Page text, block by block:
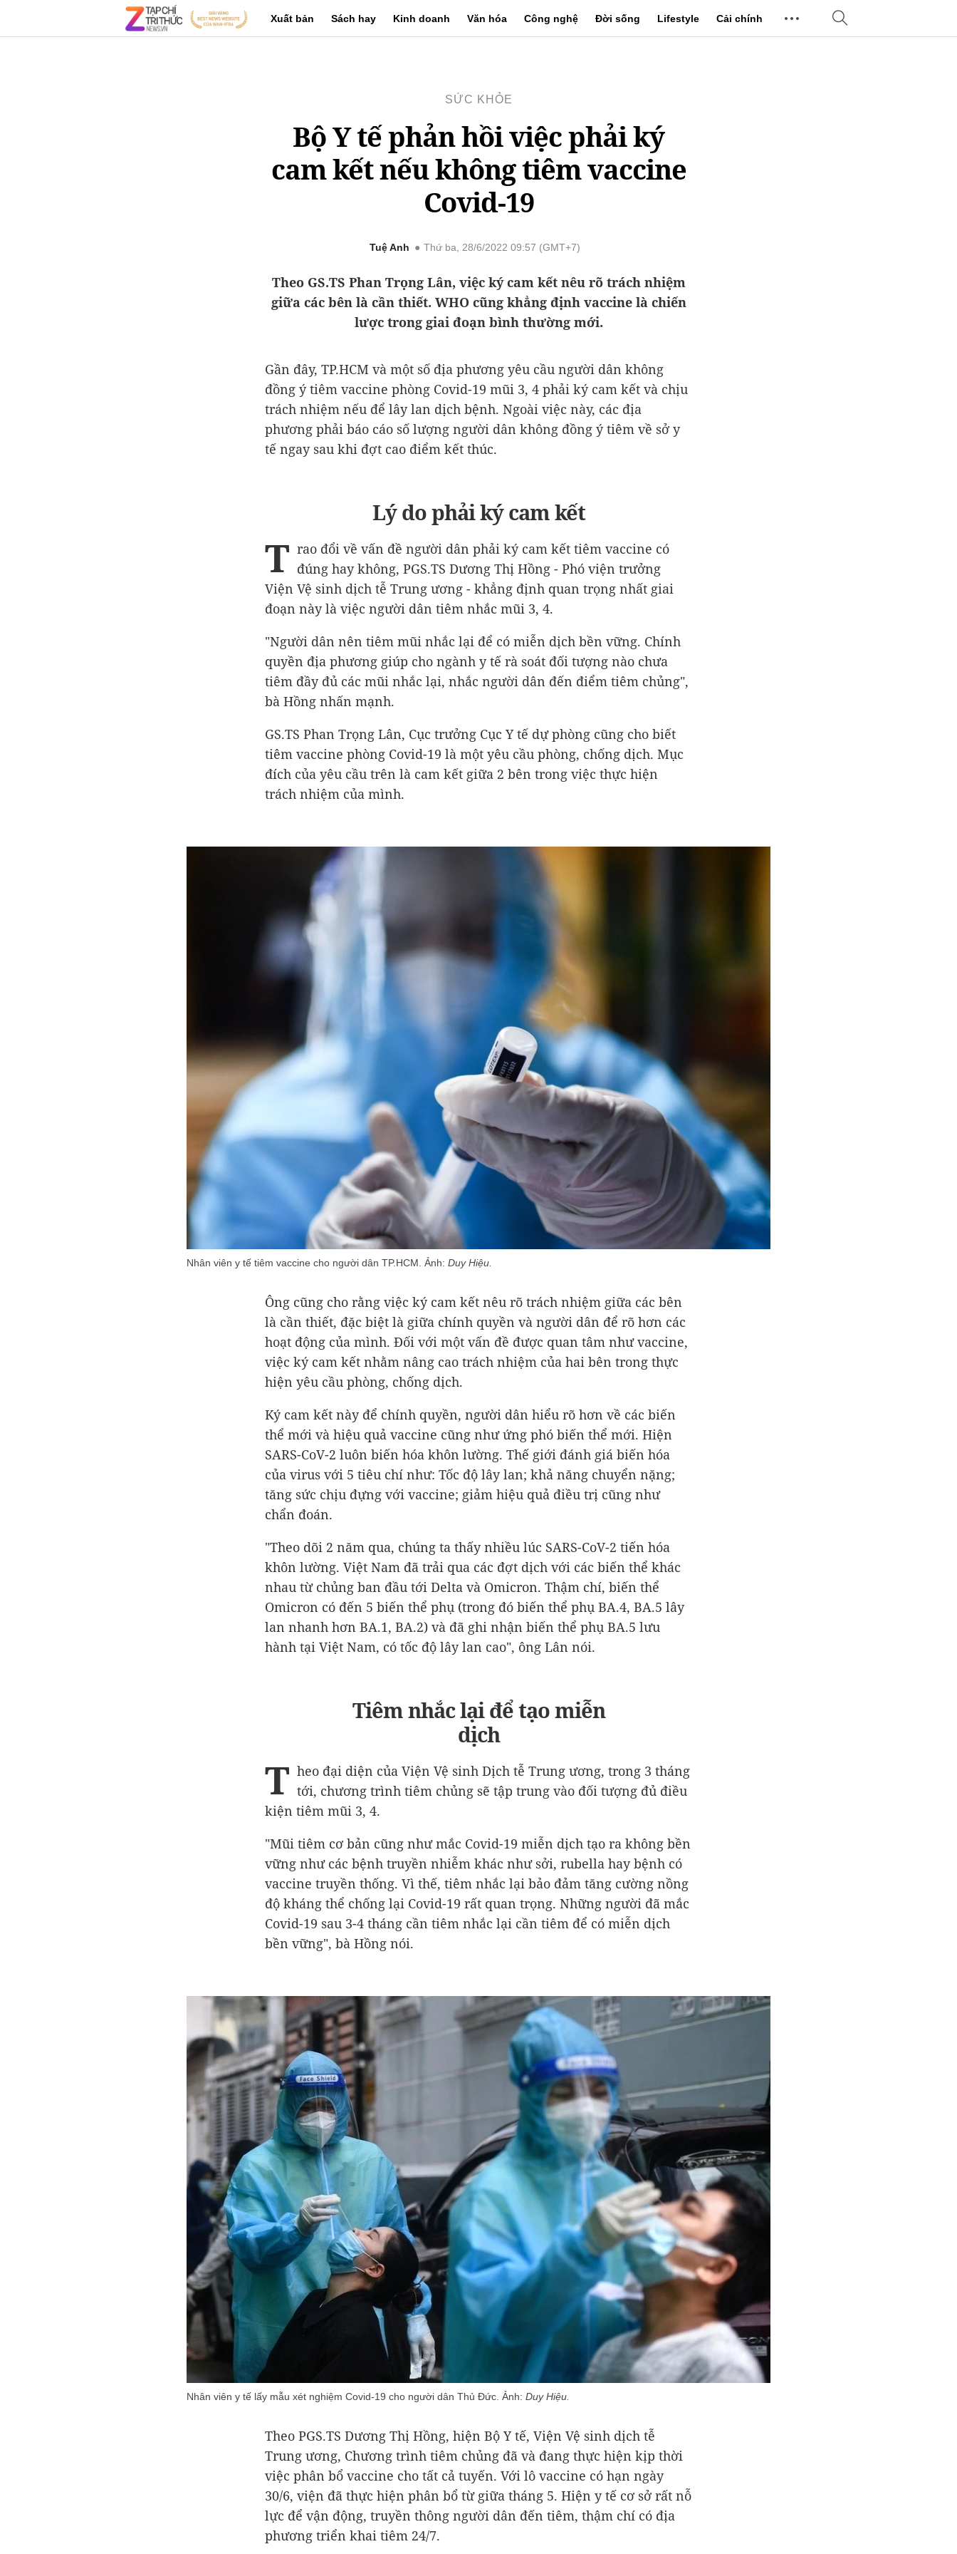
Xuất bản Sách hay Kinh doanh Văn hóa Công nghệ Đời sống Lifestyle Cải chính
SỨC KHỎE
Bộ Y tế phản hồi việc phải ký
cam kết nếu không tiêm vaccine
Covid-19
Tuệ Anh Thứ ba, 28/6/2022 09:57 (GMT+7)
Theo GS.TS Phan Trọng Lân, việc ký cam kết nêu rõ trách nhiệm
giữa các bên là cần thiết. WHO cũng khẳng định vaccine là chiến
lược trong giai đoạn bình thường mới.
Gần đây, TP.HCM và một số địa phương yêu cầu người dân không
đồng ý tiêm vaccine phòng Covid-19 mũi 3, 4 phải ký cam kết và chịu
trách nhiệm nếu để lây lan dịch bệnh. Ngoài việc này, các địa
phương phải báo cáo số lượng người dân không đồng ý tiêm về sở y
tế ngay sau khi đợt cao điểm kết thúc.
Lý do phải ký cam kết
T rao đổi về vấn đề người dân phải ký cam kết tiêm vaccine có
đúng hay không, PGS.TS Dương Thị Hồng - Phó viện trưởng
Viện Vệ sinh dịch tễ Trung ương - khẳng định quan trọng nhất giai
đoạn này là việc người dân tiêm nhắc mũi 3, 4.
"Người dân nên tiêm mũi nhắc lại để có miễn dịch bền vững. Chính
quyền địa phương giúp cho ngành y tế rà soát đối tượng nào chưa
tiêm đầy đủ các mũi nhắc lại, nhắc người dân đến điểm tiêm chủng",
bà Hồng nhấn mạnh.
GS.TS Phan Trọng Lân, Cục trưởng Cục Y tế dự phòng cũng cho biết
tiêm vaccine phòng Covid-19 là một yêu cầu phòng, chống dịch. Mục
đích của yêu cầu trên là cam kết giữa 2 bên trong việc thực hiện
trách nhiệm của mình.
Nhân viên y tế tiêm vaccine cho người dân TP.HCM. Ảnh: Duy Hiệu.
Ông cũng cho rằng việc ký cam kết nêu rõ trách nhiệm giữa các bên
là cần thiết, đặc biệt là giữa chính quyền và người dân để rõ hơn các
hoạt động của mình. Đối với một vấn đề được quan tâm như vaccine,
việc ký cam kết nhằm nâng cao trách nhiệm của hai bên trong thực
hiện yêu cầu phòng, chống dịch.
Ký cam kết này để chính quyền, người dân hiểu rõ hơn về các biến
thể mới và hiệu quả vaccine cũng như ứng phó biến thể mới. Hiện
SARS-CoV-2 luôn biến hóa khôn lường. Thế giới đánh giá biến hóa
của virus với 5 tiêu chí như: Tốc độ lây lan; khả năng chuyển nặng;
tăng sức chịu đựng với vaccine; giảm hiệu quả điều trị cũng như
chẩn đoán.
"Theo dõi 2 năm qua, chúng ta thấy nhiều lúc SARS-CoV-2 tiến hóa
khôn lường. Việt Nam đã trải qua các đợt dịch với các biến thể khác
nhau từ chủng ban đầu tới Delta và Omicron. Thậm chí, biến thể
Omicron có đến 5 biến thể phụ (trong đó biến thể phụ BA.4, BA.5 lây
lan nhanh hơn BA.1, BA.2) và đã ghi nhận biến thể phụ BA.5 lưu
hành tại Việt Nam, có tốc độ lây lan cao", ông Lân nói.
Tiêm nhắc lại để tạo miễn
dịch
T heo đại diện của Viện Vệ sinh Dịch tễ Trung ương, trong 3 tháng
tới, chương trình tiêm chủng sẽ tập trung vào đối tượng đủ điều
kiện tiêm mũi 3, 4.
"Mũi tiêm cơ bản cũng như mắc Covid-19 miễn dịch tạo ra không bền
vững như các bệnh truyền nhiễm khác như sởi, rubella hay bệnh có
vaccine truyền thống. Vì thế, tiêm nhắc lại bảo đảm tăng cường nồng
độ kháng thể chống lại Covid-19 rất quan trọng. Những người đã mắc
Covid-19 sau 3-4 tháng cần tiêm nhắc lại cần tiêm để có miễn dịch
bền vững", bà Hồng nói.
Nhân viên y tế lấy mẫu xét nghiệm Covid-19 cho người dân Thủ Đức. Ảnh: Duy Hiệu.
Theo PGS.TS Dương Thị Hồng, hiện Bộ Y tế, Viện Vệ sinh dịch tễ
Trung ương, Chương trình tiêm chủng đã và đang thực hiện kịp thời
việc phân bổ vaccine cho tất cả tuyến. Với lô vaccine có hạn ngày
30/6, viện đã thực hiện phân bổ từ giữa tháng 5. Hiện y tế cơ sở rất nỗ
lực để vận động, truyền thông người dân đến tiêm, thậm chí có địa
phương triển khai tiêm 24/7.